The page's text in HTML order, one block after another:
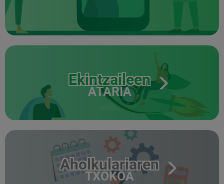
Ekintzaileen
ATARIA
Aholkulariaren
TXOKOA